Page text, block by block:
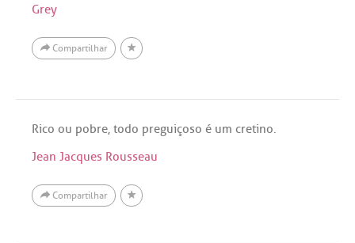
Grey
Compartilhar
Rico ou pobre, todo preguiçoso é um cretino.
Jean Jacques Rousseau
Compartilhar